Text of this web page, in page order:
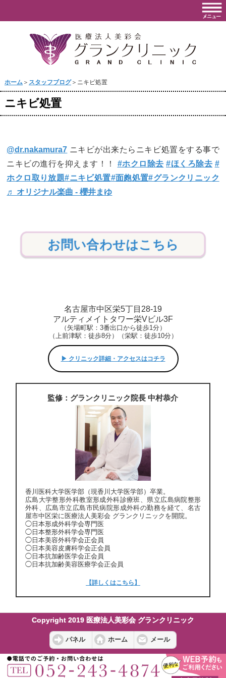
ホーム＞ スタッフブログ＞ニキビ処置
ニキビ処置
@dr.nakamura7 ニキビが出来たらニキビ処置をする事で
ニキビの進行を抑えます！！ #ホクロ除去 #ほくろ除去 #
ホクロ取り放題#ニキビ処置#面皰処置#グランクリニック
♬ オリジナル楽曲 - 櫻井まゆ
お問い合わせはこちら
名古屋市中区栄5丁目28-19
アルティメイトタワー栄Vビル3F
（矢場町駅：3番出口から徒歩1分）
（上前津駅：徒歩8分）（栄駅：徒歩10分）
▶︎ クリニック詳細・アクセスはコチラ
監修：グランクリニック院長 中村恭介
香川医科大学医学部（現香川大学医学部）卒業。
広島大学整形外科教室形成外科診療班、県立広島病院整形
外科、広島市立広島市民病院形成外科の勤務を経て、名古
屋市中区栄に医療法人美彩会 グランクリニックを開院。
◯日本形成外科学会専門医
◯日本整形外科学会専門医
◯日本美容外科学会正会員
◯日本美容皮膚科学会正会員
◯日本抗加齢医学会正会員
◯日本抗加齢美容医療学会正会員
【詳しくはこちら】
Copyright 2019 医療法人美彩会 グランクリニック
パネル ホーム メール